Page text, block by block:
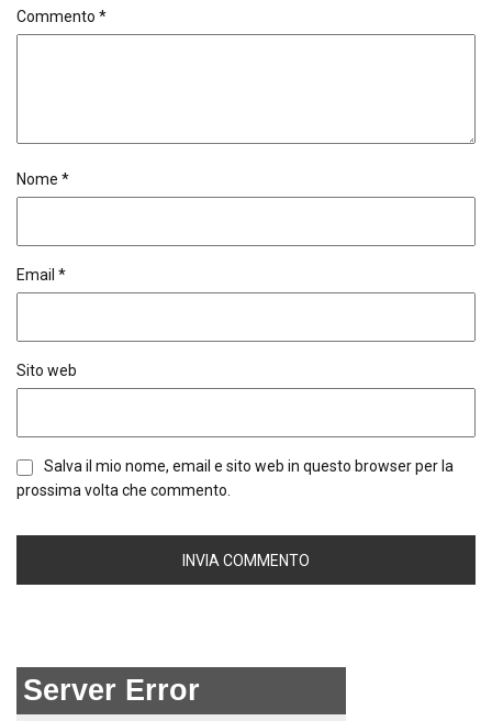
Commento *
Nome *
Email *
Sito web
Salva il mio nome, email e sito web in questo browser per la
prossima volta che commento.